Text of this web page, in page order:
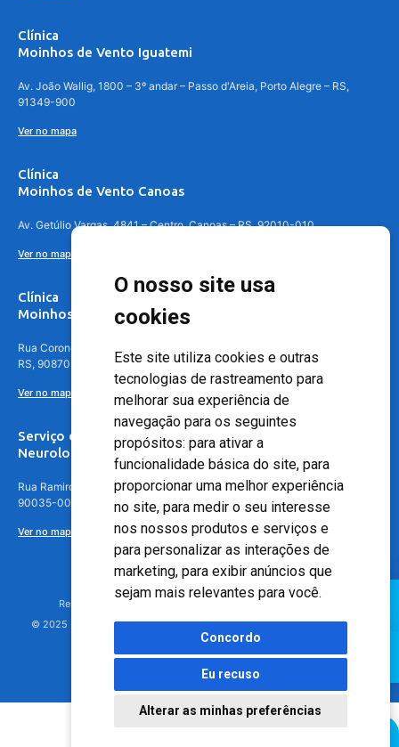
O nosso site usa
cookies
Este site utiliza cookies e outras
tecnologias de rastreamento para
melhorar sua experiência de
navegação para os seguintes
propósitos: para ativar a
funcionalidade básica do site, para
proporcionar uma melhor experiência
no site, para medir o seu interesse
nos nossos produtos e serviços e
para personalizar as interações de
marketing, para exibir anúncios que
sejam mais relevantes para você.
Concordo
Eu recuso
Alterar as minhas preferências
Clínica
Moinhos de Vento Iguatemi
Av. João Wallig, 1800 – 3º andar – Passo d'Areia, Porto Alegre – RS,
91349-900
Ver no mapa
Clínica
Moinhos de Vento Canoas
Av. Getúlio Vargas, 4841 – Centro, Canoas – RS, 92010-010
Ver no mapa
Clínica
Moinhos de Vento - Teresópolis
Rua Coronel Aparício Borges, 250 - 3º andar - Teresópolis, Porto Alegre -
RS, 90870-016
Ver no mapa
Serviço de
Neurologia
Rua Ramiro Barcelos, 630 – 5º andar – Floresta, Porto Alegre – RS,
90035-001
Ver no mapa
Responsável Técnico: Dr. Luiz Antonio Nasi - CREMERS 11217
© 2025 - Hospital Moinhos de Vento - Registro Empresa (CRM-RS): 425